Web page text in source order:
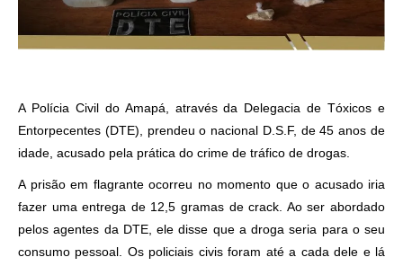
A Polícia Civil do Amapá, através da Delegacia de Tóxicos e
Entorpecentes (DTE), prendeu o nacional D.S.F, de 45 anos de
idade, acusado pela prática do crime de tráfico de drogas.
A prisão em flagrante ocorreu no momento que o acusado iria
fazer uma entrega de 12,5 gramas de crack. Ao ser abordado
pelos agentes da DTE, ele disse que a droga seria para o seu
consumo pessoal. Os policiais civis foram até a cada dele e lá